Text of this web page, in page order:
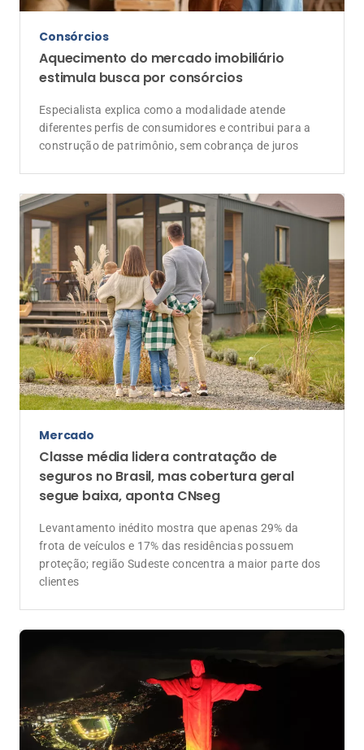
Consórcios
Aquecimento do mercado imobiliário
estimula busca por consórcios
Especialista explica como a modalidade atende
diferentes perfis de consumidores e contribui para a
construção de patrimônio, sem cobrança de juros
Mercado
Classe média lidera contratação de
seguros no Brasil, mas cobertura geral
segue baixa, aponta CNseg
Levantamento inédito mostra que apenas 29% da
frota de veículos e 17% das residências possuem
proteção; região Sudeste concentra a maior parte dos
clientes